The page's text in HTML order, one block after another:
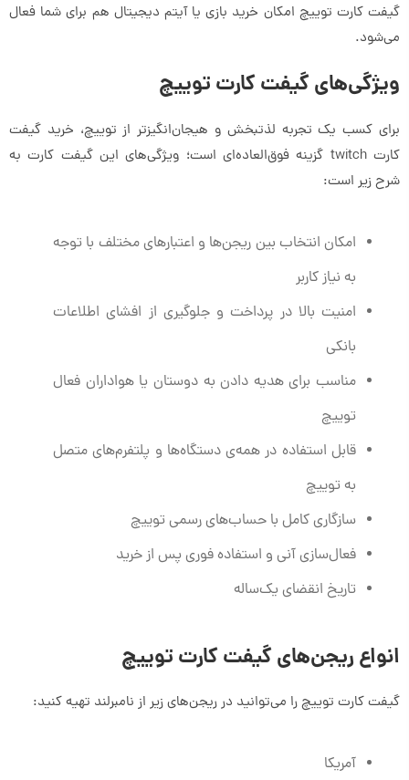
گیفت کارت توییچ امکان خرید بازی یا آیتم دیجیتال هم برای شما فعال
می‌شود.
ویژگی‌های گیفت کارت توییچ
برای کسب یک تجربه لذتبخش و هیجان‌انگیزتر از توییچ، خرید گیفت
کارت twitch گزینه فوق‌العاده‌ای است؛ ویژگی‌های این گیفت کارت به
شرح زیر است:
امکان انتخاب بین ریجن‌ها و اعتبارهای مختلف با توجه
به نیاز کاربر
امنیت بالا در پرداخت و جلوگیری از افشای اطلاعات
بانکی
مناسب برای هدیه دادن به دوستان یا هواداران فعال
توییچ
قابل استفاده در همه‌ی دستگاه‌ها و پلتفرم‌های متصل
به توییچ
سازگاری کامل با حساب‌های رسمی توییچ
فعال‌سازی آنی و استفاده فوری پس از خرید
تاریخ انقضای یک‌ساله
انواع ریجن‌های گیفت کارت توییچ
گیفت کارت توییچ را می‌توانید در ریجن‌های زیر از نامبرلند تهیه کنید:
آمریکا